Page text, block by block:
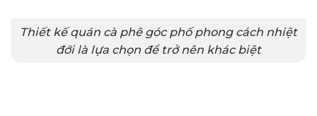
Thiết kế quán cà phê góc phố phong cách nhiệt
đới là lựa chọn để trở nên khác biệt